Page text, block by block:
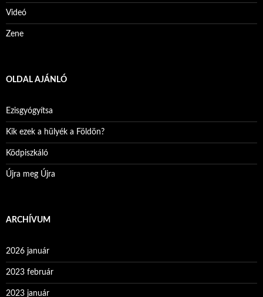
Videó
Zene
OLDAL AJÁNLÓ
Ezisgyógyítsa
Kik ezek a hülyék a Földön?
Ködpiszkáló
Újra meg Újra
ARCHÍVUM
2026 január
2023 február
2023 január